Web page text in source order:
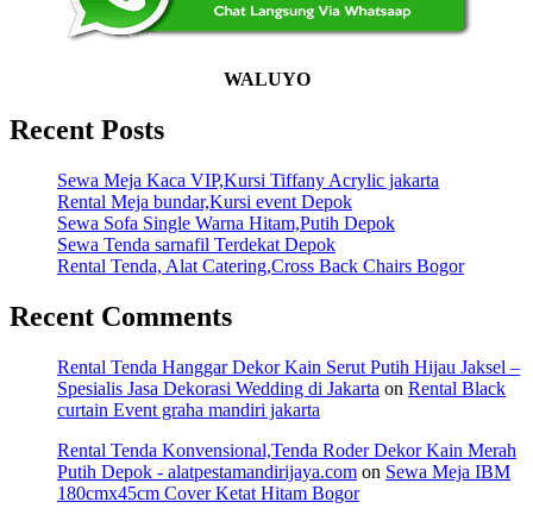
WALUYO
Recent Posts
Sewa Meja Kaca VIP,Kursi Tiffany Acrylic jakarta
Rental Meja bundar,Kursi event Depok
Sewa Sofa Single Warna Hitam,Putih Depok
Sewa Tenda sarnafil Terdekat Depok
Rental Tenda, Alat Catering,Cross Back Chairs Bogor
Recent Comments
Rental Tenda Hanggar Dekor Kain Serut Putih Hijau Jaksel –
Spesialis Jasa Dekorasi Wedding di Jakarta on Rental Black
curtain Event graha mandiri jakarta
Rental Tenda Konvensional,Tenda Roder Dekor Kain Merah
Putih Depok - alatpestamandirijaya.com on Sewa Meja IBM
180cmx45cm Cover Ketat Hitam Bogor